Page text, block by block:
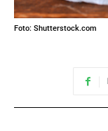
Foto: Shutterstock.com